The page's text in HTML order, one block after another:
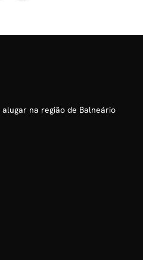
na região de Balneário